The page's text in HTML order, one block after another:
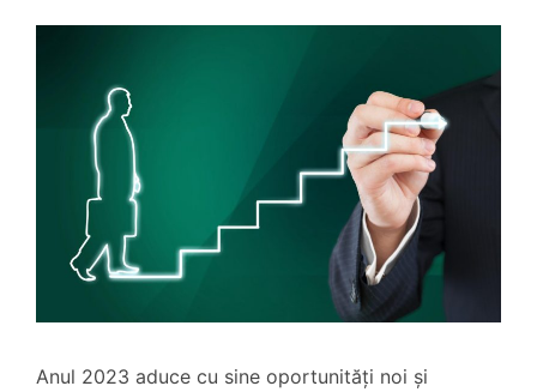
Anul 2023 aduce cu sine oportunități noi și